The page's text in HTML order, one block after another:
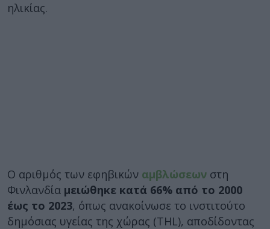
ηλικίας.
Ο αριθμός των εφηβικών αμβλώσεων στη
Φινλανδία μειώθηκε κατά 66% από το 2000
έως το 2023, όπως ανακοίνωσε το ινστιτούτο
δημόσιας υγείας της χώρας (THL), αποδίδοντας